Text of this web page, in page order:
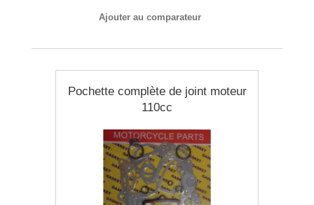
Ajouter au comparateur
Pochette complète de joint moteur
110cc